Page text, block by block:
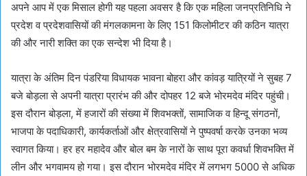
अपने आप में एक मिसाल होगी यह पहला अवसर है कि एक महिला जनप्रतिनिधि ने
प्रदेश व प्रदेशवासियों की मंगलकामना के लिए 151 किलोमीटर की कठिन यात्रा
की और नारी शक्ति का एक सन्देश भी दिया है।
यात्रा के अंतिम दिन पंडरिया विधायक भावना बोहरा और कांवड़ यात्रियों ने सुबह 7
बजे बोड़ला से अपनी यात्रा प्रारंभ की और दोपहर 12 बजे भोरमदेव मंदिर पहुंची।
इस दौरान बोड़ला, में हजारों की संख्या में शिवभक्तों, सामाजिक व हिन्दू संगठनों,
भाजपा के पदाधिकारी, कार्यकर्ताओं और क्षेत्रवासियों ने पुष्पवर्षा करके उनका भव्य
स्वागत किया। हर हर महादेव और बोल बम के नारों के साथ पूरा कवर्धा शिवभक्ति में
लीन और भगवामय हो गया। इस दौरान भोरमदेव मंदिर में लगभग 5000 से अधिक